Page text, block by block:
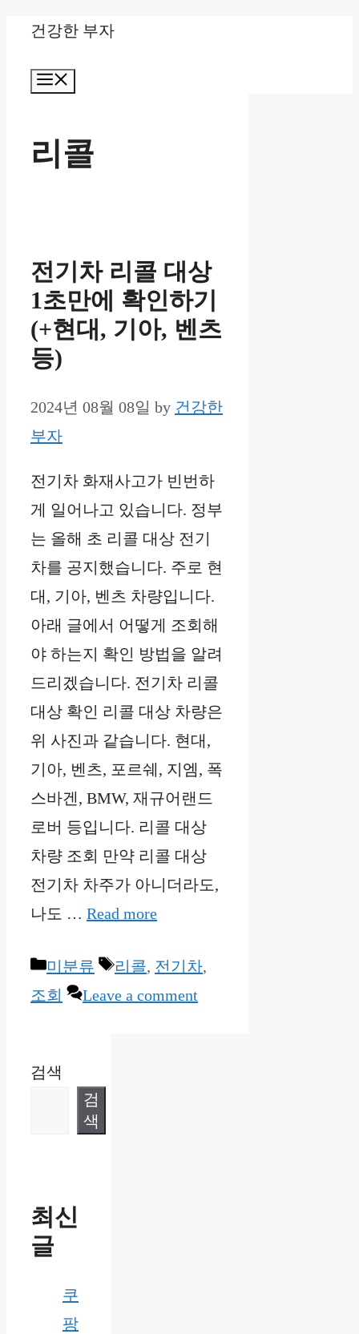
Skip
content
건강한 부자
리콜
전기차 리콜 대상
1초만에 확인하기
(+현대, 기아, 벤츠
등)
2024년 08월 08일 by 건강한
부자
전기차 화재사고가 빈번하
게 일어나고 있습니다. 정부
는 올해 초 리콜 대상 전기
차를 공지했습니다. 주로 현
대, 기아, 벤츠 차량입니다.
아래 글에서 어떻게 조회해
야 하는지 확인 방법을 알려
드리겠습니다. 전기차 리콜
대상 확인 리콜 대상 차량은
위 사진과 같습니다. 현대,
기아, 벤츠, 포르쉐, 지엠, 폭
스바겐, BMW, 재규어랜드
로버 등입니다. 리콜 대상
차량 조회 만약 리콜 대상
전기차 차주가 아니더라도,
나도 … Read more
Categories
미분류 Tags
리콜, 전기차,
조회
Leave a comment
검색
검
색
최신
글
쿠
팡